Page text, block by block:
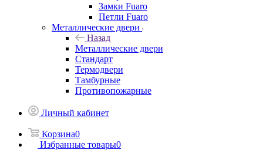
Замки Fuaro
Петли Fuaro
Металлические двери
Назад
Металлические двери
Стандарт
Термодвери
Тамбурные
Противопожарные
Личный кабинет
Корзина0
Избранные товары0